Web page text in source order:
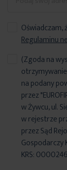
Oświadczam,
Regulaminu
(Zgoda na
na podany
przez
w Żywcu, ul.
w rejestrze
przez Sąd
KRS: